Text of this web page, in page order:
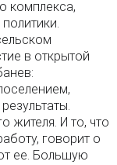
комплекса,
в открытой
жителя. И то, что
говорит о
ее. Большую